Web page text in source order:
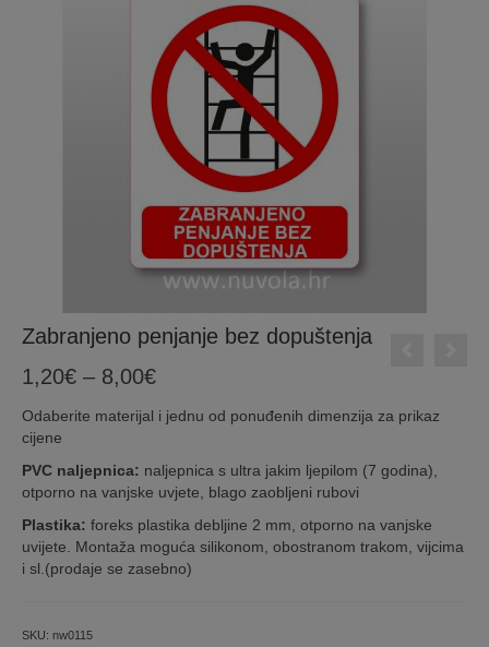
Zabranjeno penjanje bez dopuštenja
1,20€ – 8,00€Price
1,20€
8,00€
Odaberite materijal i jednu od ponuđenih dimenzija za prikaz
cijene
PVC naljepnica: naljepnica s ultra jakim ljepilom (7 godina),
otporno na vanjske uvjete, blago zaobljeni rubovi
Plastika: foreks plastika debljine 2 mm, otporno na vanjske
uvijete. Montaža moguća silikonom, obostranom trakom, vijcima
i sl.(prodaje se zasebno)
SKU: nw0115